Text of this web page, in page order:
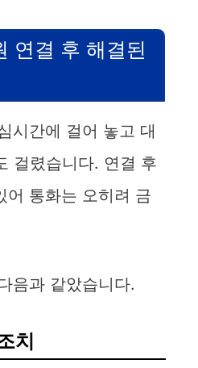
연결 후 해결된
시간에 걸어 놓고 대
걸렸습니다. 연결 후
어 통화는 오히려 금
음과 같았습니다.
치